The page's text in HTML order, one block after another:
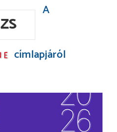
ZS
A
címlapjáról